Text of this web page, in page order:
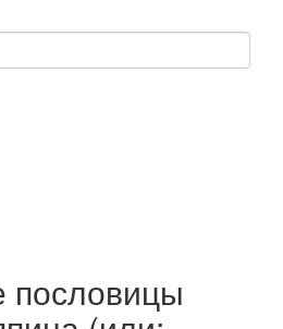
пословицы